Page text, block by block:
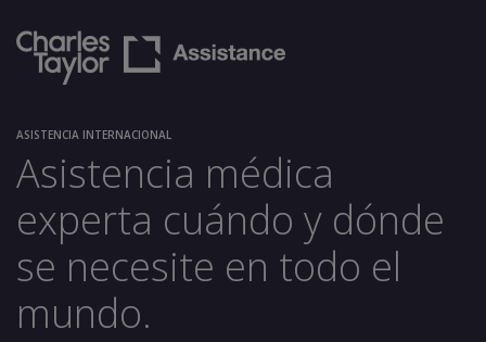
ASISTENCIA INTERNACIONAL
Asistencia médica
experta cuándo y dónde
se necesite en todo el
mundo.